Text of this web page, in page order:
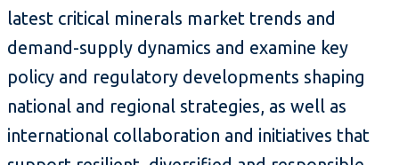
latest critical minerals market trends and
demand-supply dynamics and examine key
policy and regulatory developments shaping
national and regional strategies, as well as
international collaboration and initiatives that